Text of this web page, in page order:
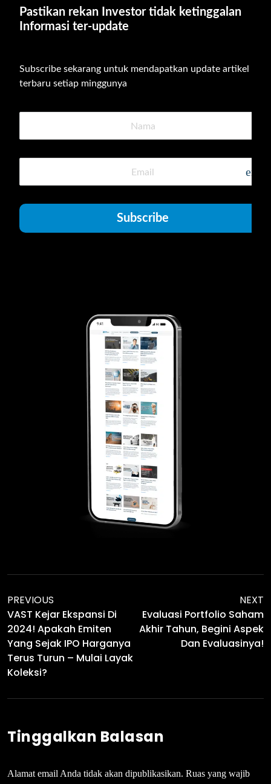
Pastikan rekan Investor tidak ketinggalan
Informasi ter-update
Subscribe sekarang untuk mendapatkan update artikel
terbaru setiap minggunya
Subscribe
PREVIOUS
VAST Kejar Ekspansi Di
2024! Apakah Emiten
Yang Sejak IPO Harganya
Terus Turun – Mulai Layak
Koleksi?
NEXT
Evaluasi Portfolio Saham
Akhir Tahun, Begini Aspek
Dan Evaluasinya!
Tinggalkan Balasan
Alamat email Anda tidak akan dipublikasikan. Ruas yang wajib